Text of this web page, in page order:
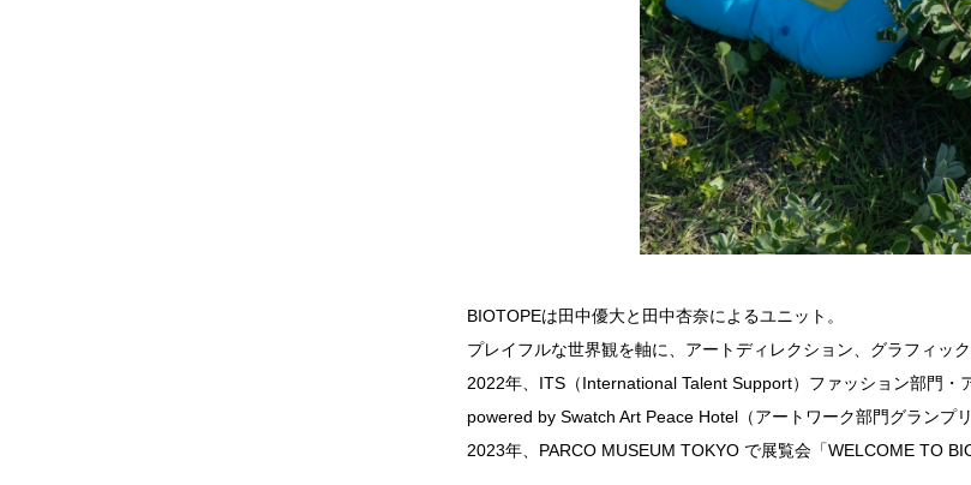
BIOTOPEは田中優大と田中杏奈によるユニット。
プレイフルな世界観を軸に、アートディレクション、グラフィッ
2022年、ITS（International Talent Support）ファッション部門
powered by Swatch Art Peace Hotel（アートワーク部門グランプリ
2023年、PARCO MUSEUM TOKYO で展覧会「WELCOME TO